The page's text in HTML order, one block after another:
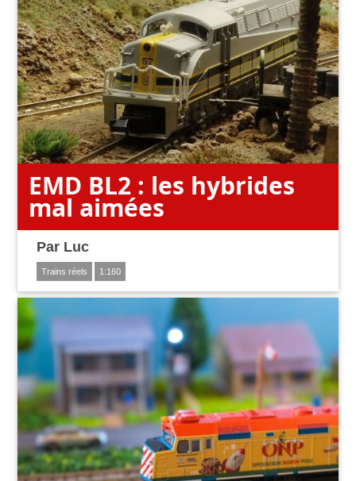
EMD BL2 : les hybrides
mal aimées
Par Luc
Trains réels 1:160